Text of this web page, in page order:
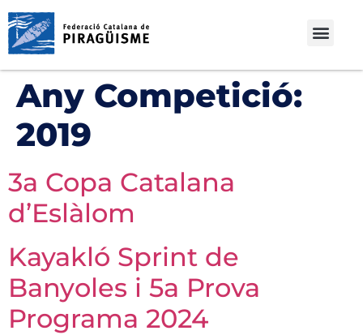
Any Competició:
2019
3a Copa Catalana
d’Eslàlom
Kayakló Sprint de
Banyoles i 5a Prova
Programa 2024